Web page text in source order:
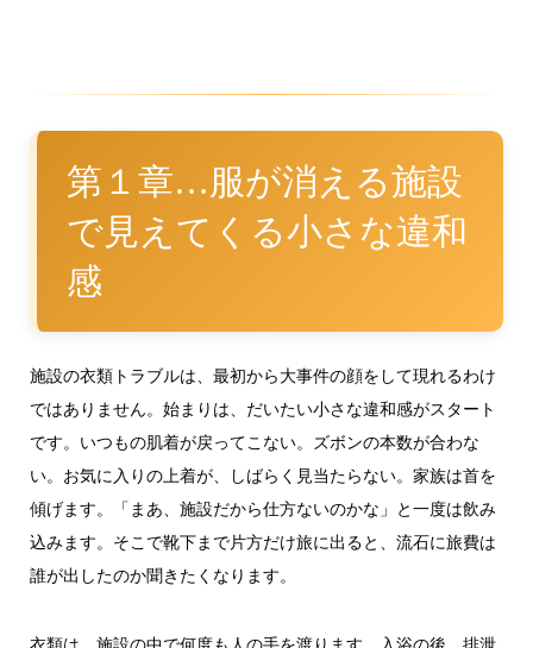
第１章…服が消える施設
で見えてくる小さな違和
感
施設の衣類トラブルは、最初から大事件の顔をして現れるわけ
ではありません。始まりは、だいたい小さな違和感がスタート
です。いつもの肌着が戻ってこない。ズボンの本数が合わな
い。お気に入りの上着が、しばらく見当たらない。家族は首を
傾げます。「まあ、施設だから仕方ないのかな」と一度は飲み
込みます。そこで靴下まで片方だけ旅に出ると、流石に旅費は
誰が出したのか聞きたくなります。